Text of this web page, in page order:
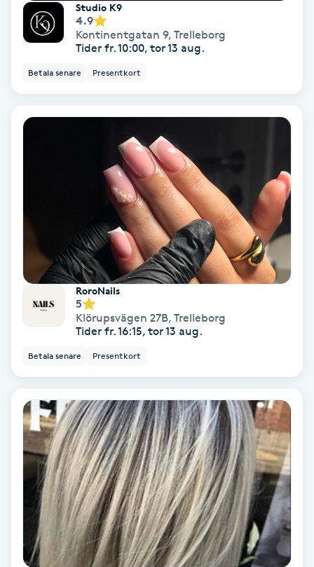
NBE-massage
Ny frisyr
Olaplex
Ombre brows
Ombre naglar
Optiker
Ortobionomi
Ortopedi
Osteopati
Paraffinbehandling
Pedikyr
Studio K9
4.9
Kontinentgatan 9, Trelleborg
Tider fr. 10:00, tor 13 aug.
Betala senare Presentkort
RoroNails
5
Klörupsvägen 27B, Trelleborg
Tider fr. 16:15, tor 13 aug.
Betala senare Presentkort